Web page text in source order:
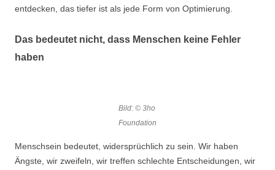
entdecken, das tiefer ist als jede Form von Optimierung.
Das bedeutet nicht, dass Menschen keine Fehler
haben
Bild: © 3ho
Foundation
Menschsein bedeutet, widersprüchlich zu sein. Wir haben
Ängste, wir zweifeln, wir treffen schlechte Entscheidungen, wir